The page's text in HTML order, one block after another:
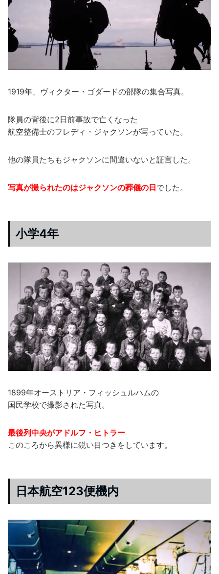
1919年、ヴィクター・ゴダードの部隊の集合写真。
隊員の背後に2日前事故で亡くなった
航空整備士のフレディ・ジャクソンが写っていた。
他の隊員たちもジャクソンに間違いないと証言した。
写真が撮られたのはジャクソンの葬儀の日でした。
小学4年
1899年オーストリア・フィッシュルハムの
国民学校で撮影された写真。
最後列中央がアドルフ・ヒトラー
このころから異様に鋭い目つきをしています。
日本航空123便機内